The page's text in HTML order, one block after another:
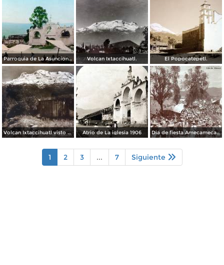
Parroquia de La Asuncion en Amecameca, por el fotógrafo T. Enami, de Yokohama, Japón (1934) Volcan Ixtaccihuatl. El Popocatepetl.
Volcan Ixtaccihuatl visto desdeAmecameca Por el Fotógrafo Hugo Brehme. Atrio de La iglesia 1906 Dia de fiesta Amecameca, Edo de México .
1 2 3 ... 7 Siguiente